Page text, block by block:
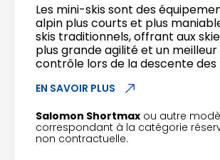
Les mini-skis sont des
alpin plus courts et plus
skis traditionnels, offrant aux
plus grande agilité et un meilleur
contrôle lors de la descente des
EN SAVOIR PLUS
Salomon Shortmax ou autre
correspondant à la catégorie
non contractuelle.